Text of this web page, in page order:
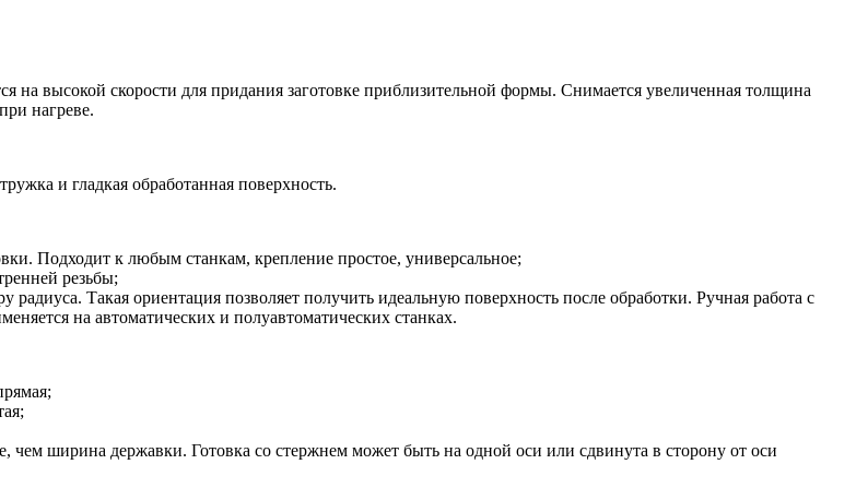
высокой скорости для придания заготовке приблизительной формы. Снимается увеличенная толщина
нагреве.
и гладкая обработанная поверхность.
Подходит к любым станкам, крепление простое, универсальное;
резьбы;
Такая ориентация позволяет получить идеальную поверхность после обработки. Ручная работа с
на автоматических и полуавтоматических станках.
ширина державки. Готовка со стержнем может быть на одной оси или сдвинута в сторону от оси